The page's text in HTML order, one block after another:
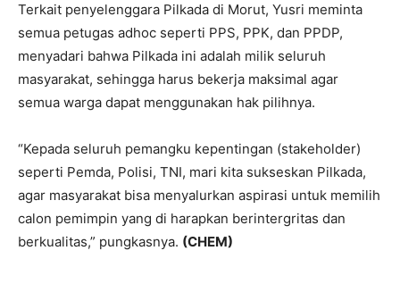
Terkait penyelenggara Pilkada di Morut, Yusri meminta
semua petugas adhoc seperti PPS, PPK, dan PPDP,
menyadari bahwa Pilkada ini adalah milik seluruh
masyarakat, sehingga harus bekerja maksimal agar
semua warga dapat menggunakan hak pilihnya.
“Kepada seluruh pemangku kepentingan (stakeholder)
seperti Pemda, Polisi, TNI, mari kita sukseskan Pilkada,
agar masyarakat bisa menyalurkan aspirasi untuk memilih
calon pemimpin yang di harapkan berintergritas dan
berkualitas,” pungkasnya. (CHEM)